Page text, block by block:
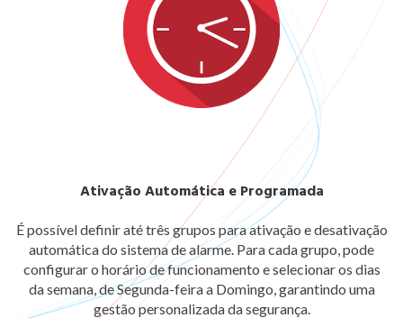
Ativação Automática e Programada
É possível definir até três grupos para ativação e desativação
automática do sistema de alarme. Para cada grupo, pode
configurar o horário de funcionamento e selecionar os dias
da semana, de Segunda-feira a Domingo, garantindo uma
gestão personalizada da segurança.